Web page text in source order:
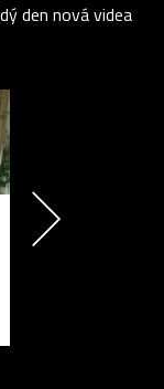
den nová videa